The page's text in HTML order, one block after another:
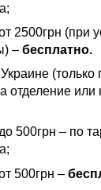
2500грн (при
– бесплатно.
отделение или
500грн – по
500грн –